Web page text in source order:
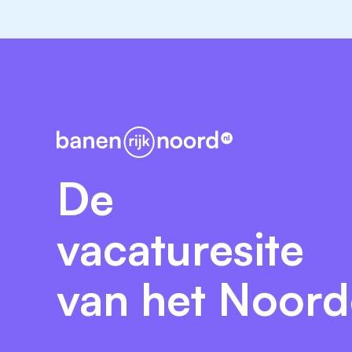
De
vacaturesite
van het